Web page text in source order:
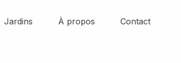
Jardins À propos Contact